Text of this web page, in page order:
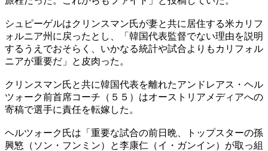
シュピーゲルはクリンスマン氏が妻と共に居住する米カリフ
ォルニア州に戻ったとし、「韓国代表監督でない理由を説明
するうえでおそらく、いかなる統計や試合よりもカリフォル
ニアが重要だ」と皮肉った。
クリンスマン氏と共に韓国代表を離れたアンドレアス・ヘル
ツォーク前首席コーチ（５５）はオーストリアメディアへの
寄稿で選手に責任を転嫁した。
ヘルツォーク氏は「重要な試合の前日晩、トップスターの孫
興慜（ソン・フンミン）と李康仁（イ・ガンイン）が取っ組